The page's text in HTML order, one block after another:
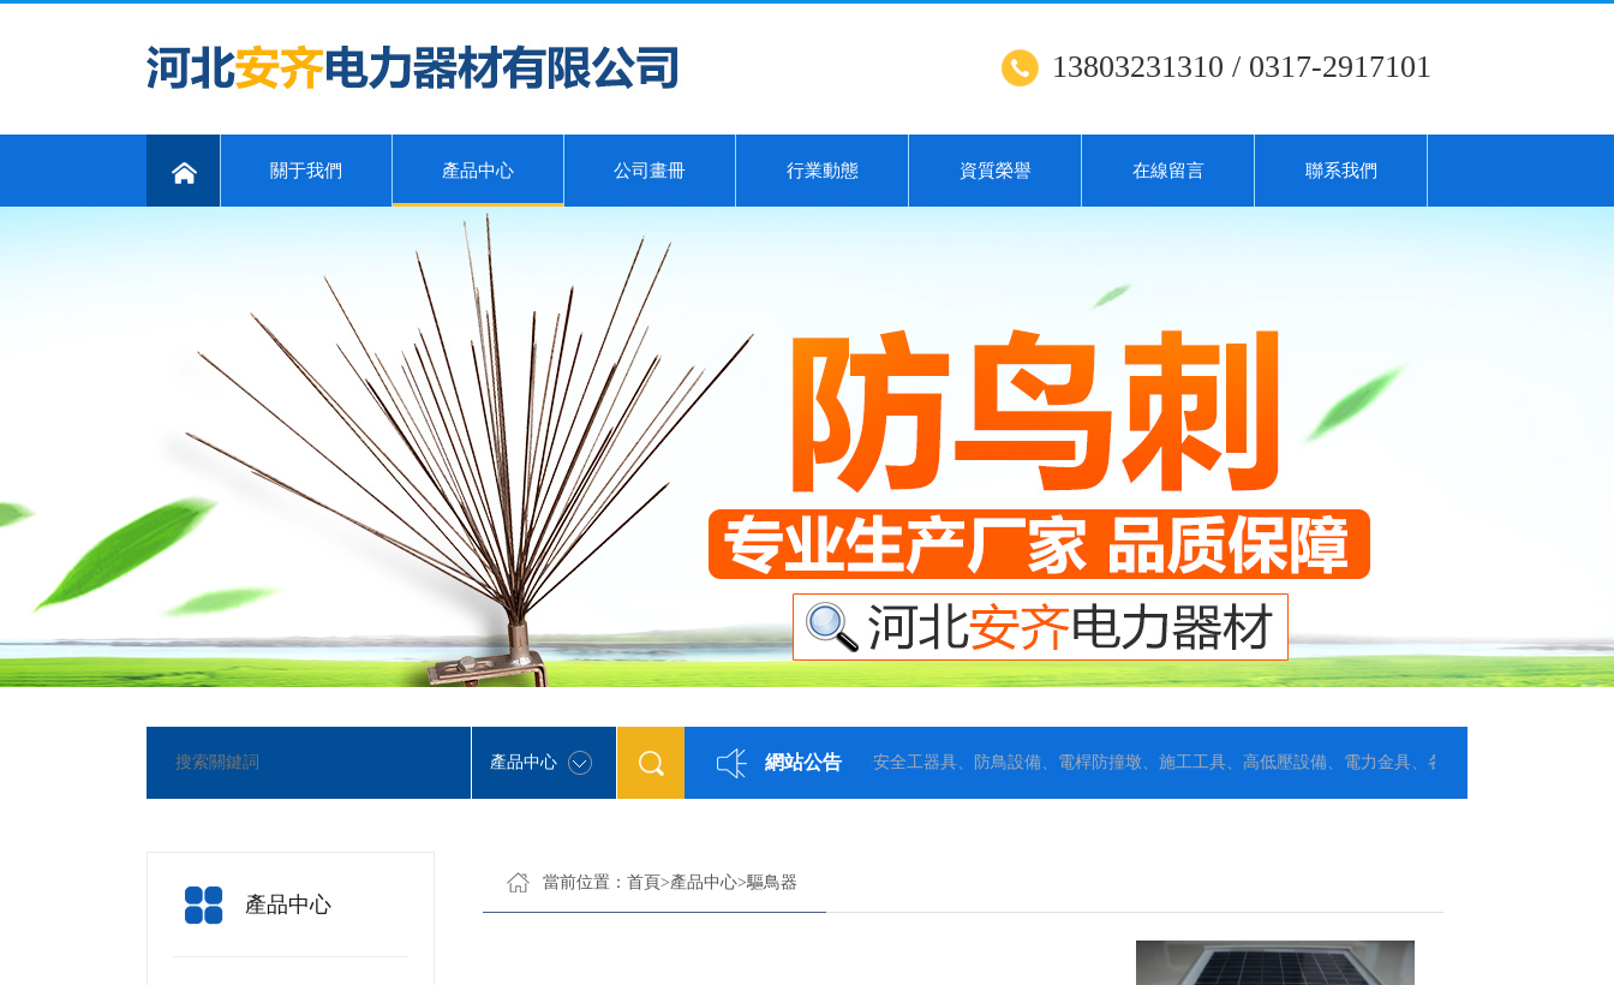
13803231310 / 0317-2917101
關于我們 產品中心 公司畫冊 行業動態 資質榮譽 在線留言 聯系我們
產品中心 網站公告
我公司是生產電力安全工器具、防鳥設備、電桿防撞墩、施工工具、高低壓設備、電力金具、各種線材、管材、通訊鐵件等
產品中心
當前位置： 首頁>產品中心>驅鳥器